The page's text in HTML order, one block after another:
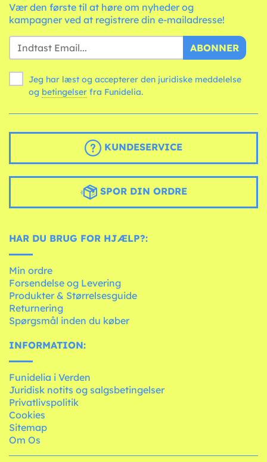
Vær den første til at høre om nyheder og
kampagner ved at registrere din e-mailadresse!
ABONNER
Jeg har læst og accepterer den juridiske meddelelse
og betingelser fra Funidelia.
KUNDESERVICE
SPOR DIN ORDRE
HAR DU BRUG FOR HJÆLP?:
Min ordre
Forsendelse og Levering
Produkter & Størrelsesguide
Returnering
Spørgsmål inden du køber
INFORMATION:
Funidelia i Verden
Juridisk notits og salgsbetingelser
Privatlivspolitik
Cookies
Sitemap
Om Os